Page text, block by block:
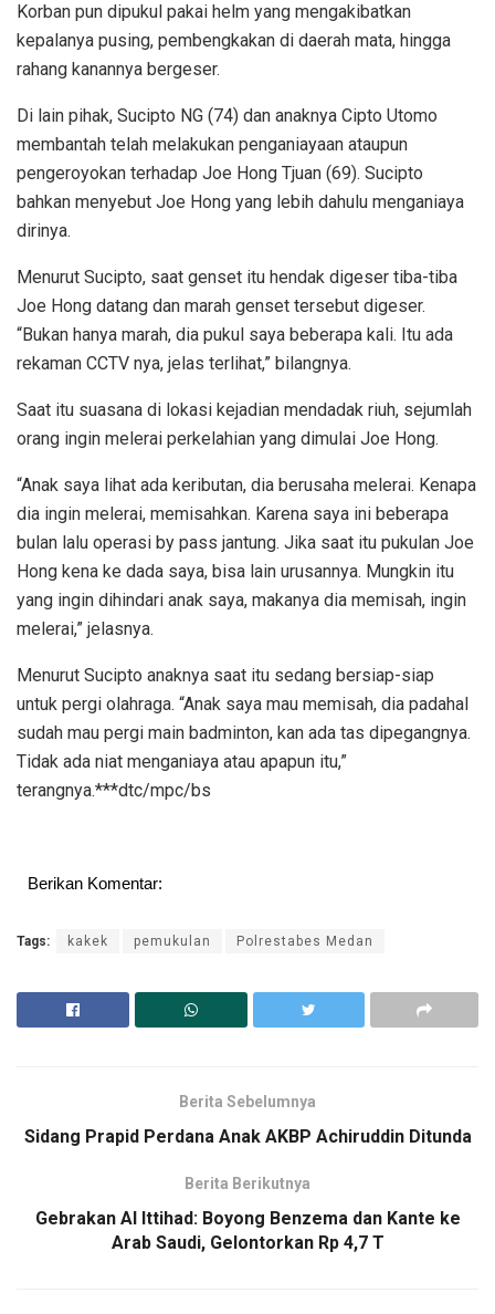
Korban pun dipukul pakai helm yang mengakibatkan
kepalanya pusing, pembengkakan di daerah mata, hingga
rahang kanannya bergeser.
Di lain pihak, Sucipto NG (74) dan anaknya Cipto Utomo
membantah telah melakukan penganiayaan ataupun
pengeroyokan terhadap Joe Hong Tjuan (69). Sucipto
bahkan menyebut Joe Hong yang lebih dahulu menganiaya
dirinya.
Menurut Sucipto, saat genset itu hendak digeser tiba-tiba
Joe Hong datang dan marah genset tersebut digeser.
“Bukan hanya marah, dia pukul saya beberapa kali. Itu ada
rekaman CCTV nya, jelas terlihat,” bilangnya.
Saat itu suasana di lokasi kejadian mendadak riuh, sejumlah
orang ingin melerai perkelahian yang dimulai Joe Hong.
“Anak saya lihat ada keributan, dia berusaha melerai. Kenapa
dia ingin melerai, memisahkan. Karena saya ini beberapa
bulan lalu operasi by pass jantung. Jika saat itu pukulan Joe
Hong kena ke dada saya, bisa lain urusannya. Mungkin itu
yang ingin dihindari anak saya, makanya dia memisah, ingin
melerai,” jelasnya.
Menurut Sucipto anaknya saat itu sedang bersiap-siap
untuk pergi olahraga. “Anak saya mau memisah, dia padahal
sudah mau pergi main badminton, kan ada tas dipegangnya.
Tidak ada niat menganiaya atau apapun itu,”
terangnya.***dtc/mpc/bs
Berikan Komentar:
Tags: kakek pemukulan Polrestabes Medan
Berita Sebelumnya
Sidang Prapid Perdana Anak AKBP Achiruddin Ditunda
Berita Berikutnya
Gebrakan Al Ittihad: Boyong Benzema dan Kante ke
Arab Saudi, Gelontorkan Rp 4,7 T